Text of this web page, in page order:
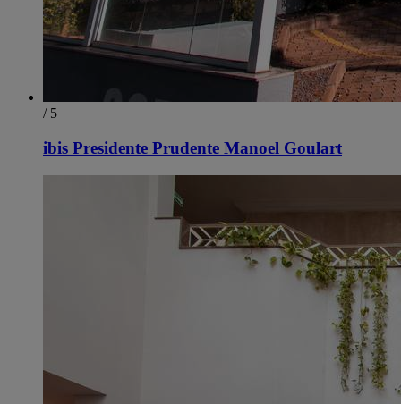
/ 5
ibis Presidente Prudente Manoel Goulart